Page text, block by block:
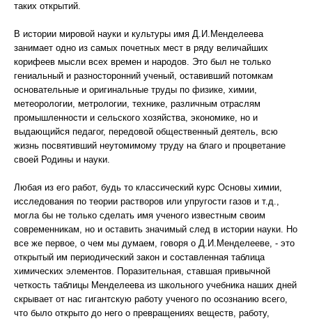
таких открытий.
В истории мировой науки и культуры имя Д.И.Менделеева
занимает одно из самых почетных мест в ряду величайших
корифеев мысли всех времен и народов. Это был не только
гениальный и разносторонний ученый, оставивший потомкам
основательные и оригинальные труды по физике, химии,
метеорологии, метрологии, технике, различным отраслям
промышленности и сельского хозяйства, экономике, но и
выдающийся педагог, передовой общественный деятель, всю
жизнь посвятивший неутомимому труду на благо и процветание
своей Родины и науки.
Любая из его работ, будь то классический курс Основы химии,
исследования по теории растворов или упругости газов и т.д.,
могла бы не только сделать имя ученого известным своим
современникам, но и оставить значимый след в истории науки. Но
все же первое, о чем мы думаем, говоря о Д.И.Менделееве, - это
открытый им периодический закон и составленная таблица
химических элементов. Поразительная, ставшая привычной
четкость таблицы Менделеева из школьного учебника наших дней
скрывает от нас гигантскую работу ученого по осознанию всего,
что было открыто до него о превращениях веществ, работу,